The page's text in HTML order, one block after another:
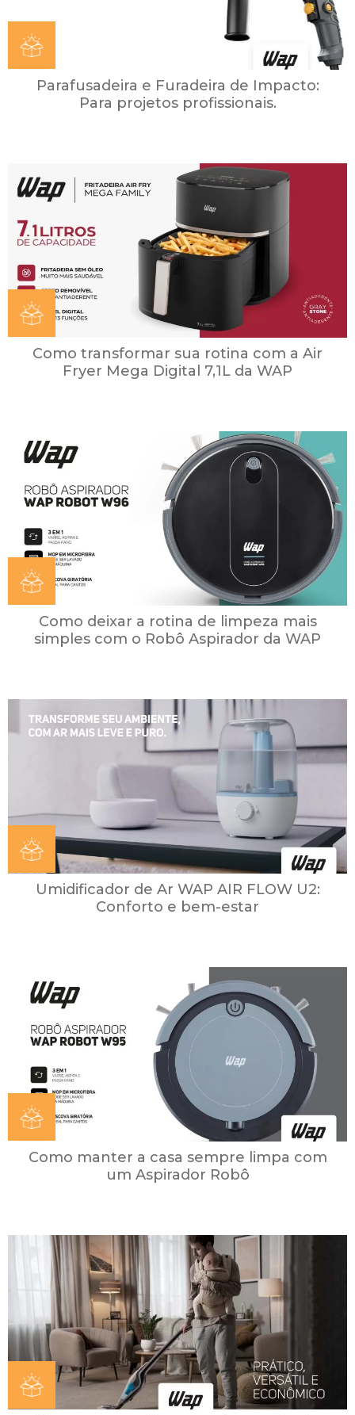
Parafusadeira e Furadeira de Impacto:
Para projetos profissionais.
Como transformar sua rotina com a Air
Fryer Mega Digital 7,1L da WAP
Como deixar a rotina de limpeza mais
simples com o Robô Aspirador da WAP
Umidificador de Ar WAP AIR FLOW U2:
Conforto e bem-estar
Como manter a casa sempre limpa com
um Aspirador Robô